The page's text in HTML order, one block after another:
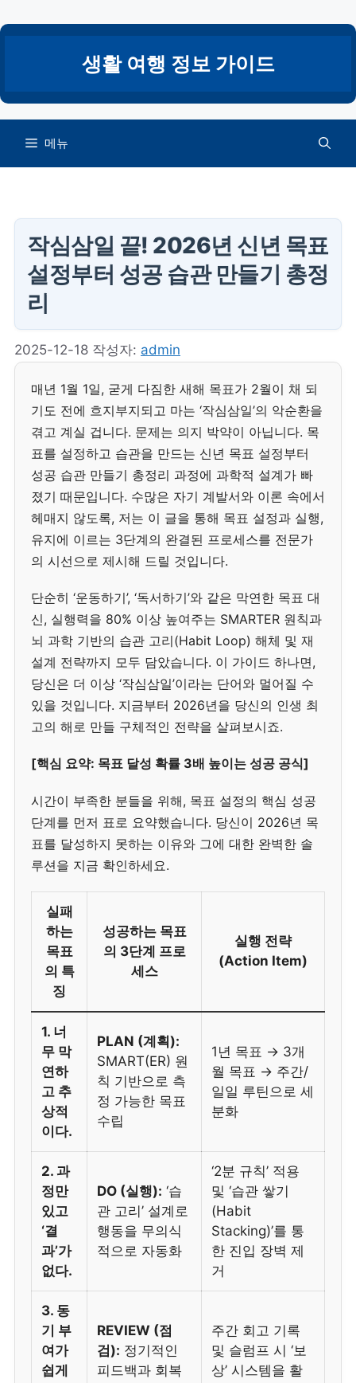
텐
건
너
생활 여행 정보 가이드
메뉴
작심삼일 끝! 2026년 신년 목표
설정부터 성공 습관 만들기 총정
리
2025-12-18 작성자: admin
매년 1월 1일, 굳게 다짐한 새해 목표가 2월이 채 되
기도 전에 흐지부지되고 마는 ‘작심삼일’의 악순환을
겪고 계실 겁니다. 문제는 의지 박약이 아닙니다. 목
표를 설정하고 습관을 만드는 신년 목표 설정부터
성공 습관 만들기 총정리 과정에 과학적 설계가 빠
졌기 때문입니다. 수많은 자기 계발서와 이론 속에서
헤매지 않도록, 저는 이 글을 통해 목표 설정과 실행,
유지에 이르는 3단계의 완결된 프로세스를 전문가
의 시선으로 제시해 드릴 것입니다.
단순히 ‘운동하기’, ‘독서하기’와 같은 막연한 목표 대
신, 실행력을 80% 이상 높여주는 SMARTER 원칙과
뇌 과학 기반의 습관 고리(Habit Loop) 해체 및 재
설계 전략까지 모두 담았습니다. 이 가이드 하나면,
당신은 더 이상 ‘작심삼일’이라는 단어와 멀어질 수
있을 것입니다. 지금부터 2026년을 당신의 인생 최
고의 해로 만들 구체적인 전략을 살펴보시죠.
[핵심 요약: 목표 달성 확률 3배 높이는 성공 공식]
시간이 부족한 분들을 위해, 목표 설정의 핵심 성공
단계를 먼저 표로 요약했습니다. 당신이 2026년 목
표를 달성하지 못하는 이유와 그에 대한 완벽한 솔
루션을 지금 확인하세요.
실패
하는
목표
의 특
징
성공하는 목표
의 3단계 프로
세스
실행 전략
(Action Item)
1. 너
무 막
연하
고 추
상적
이다.
PLAN (계획):
SMART(ER) 원
칙 기반으로 측
정 가능한 목표
수립
1년 목표 → 3개
월 목표 → 주간/
일일 루틴으로 세
분화
2. 과
정만
있고
‘결
과’가
없다.
DO (실행): ‘습
관 고리’ 설계로
행동을 무의식
적으로 자동화
‘2분 규칙’ 적용
및 ‘습관 쌓기
(Habit
Stacking)’를 통
한 진입 장벽 제
거
3. 동
기 부
여가
쉽게
REVIEW (점
검): 정기적인
피드백과 회복
주간 회고 기록
및 슬럼프 시 ‘보
상’ 시스템을 활